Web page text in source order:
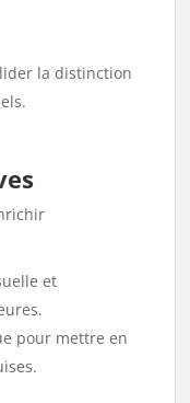
la distinction
et
pour mettre en